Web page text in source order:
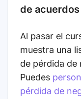
de acuerdos
Al pasar el
muestra una
de pérdida de
Puedes
pérdida de